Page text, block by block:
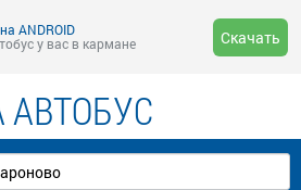
ANDROID
у вас в кармане
Скачать
АВТОБУС